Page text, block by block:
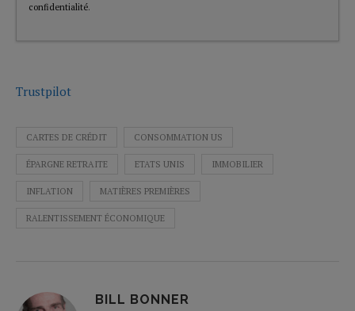
confidentialité.
Trustpilot
CARTES DE CRÉDIT CONSOMMATION US
ÉPARGNE RETRAITE ETATS UNIS IMMOBILIER
INFLATION MATIÈRES PREMIÈRES
RALENTISSEMENT ÉCONOMIQUE
BILL BONNER